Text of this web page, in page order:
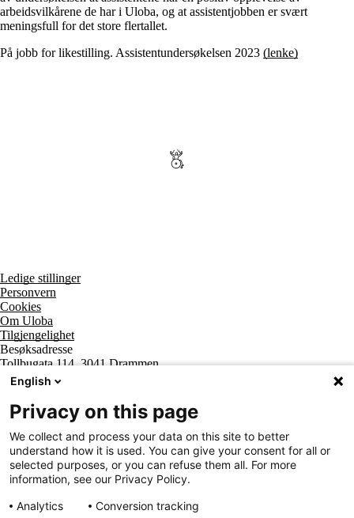
arbeidsvilkårene de har i Uloba, og at assistentjobben er svært
meningsfull for det store flertallet.
På jobb for likestilling. Assistentundersøkelsen 2023 (lenke)
Ledige stillinger
Personvern
Cookies
Om Uloba
Tilgjengelighet
Besøksadresse
Tollbugata 114, 3041 Drammen
Postadresse
Postboks 2474 Strømsø, 3003 Drammen
Supportsenter tlf
800 20 202
Sentralbord tlf
32 20 59 10
Organisasjonsnummer
963 890 095
English
Privacy on this page
We collect and process your data on this site to better
understand how it is used. You can give your consent for all or
selected purposes, or you can refuse them all. For more
information, see our Privacy Policy.
Analytics
Conversion tracking